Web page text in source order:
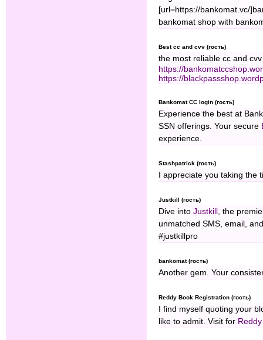
[url=https://bankomat.vc/
bankomat shop with
Best cc and cvv (гость)
the most reliable cc and
https://
https://
Bankomat CC login (гость)
Experience the best at
SSN offerings. Your secure
experience.
Stashpatrick (гость)
I appreciate you taking the
Justkill (гость)
Dive into Justkill , the
unmatched SMS, email,
#justkillpro
bankomat (гость)
Another gem. Your
Reddy Book Registration (гость)
I find myself quoting your
like to admit. Visit for